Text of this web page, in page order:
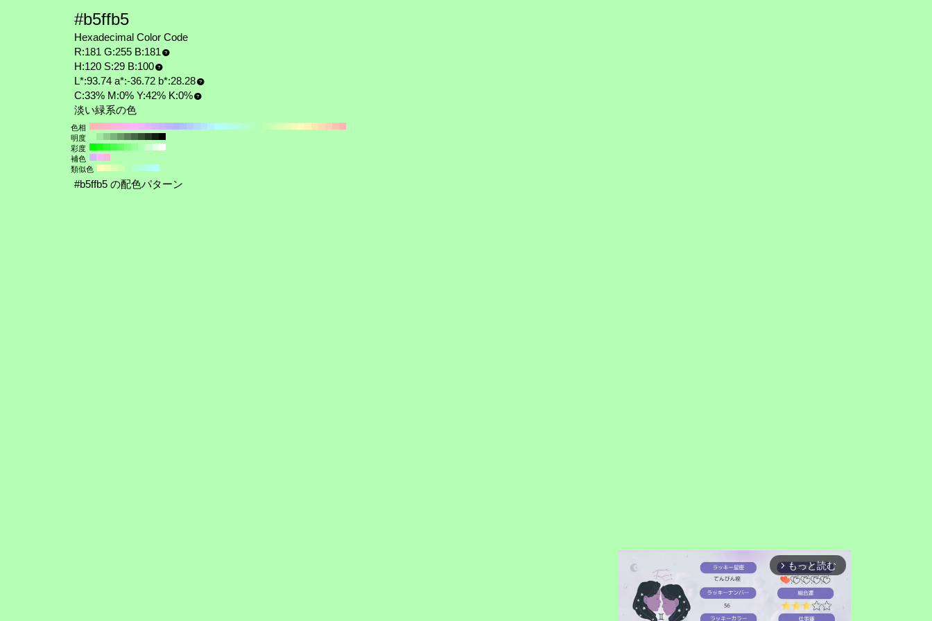
#b5ffb5
Hexadecimal Color Code
R:181 G:255 B:181
H:120 S:29 B:100
L*:93.74 a*:-36.72 b*:28.28
C:33% M:0% Y:42% K:0%
淡い緑系の色
色相
明度
彩度
補色
類似色
#b5ffb5 の配色パターン
arrow_forward_ios もっと読む